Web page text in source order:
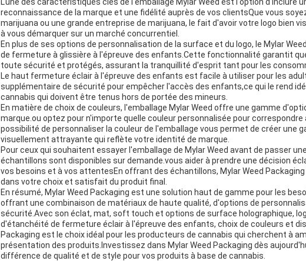
reconnaissance de la marque et une fidélité auprès de vos clientsQue vous
marijuana ou une grande entreprise de marijuana, le fait d'avoir votre logo bien
à vous démarquer sur un marché concurrentiel.
En plus de ses options de personnalisation de la surface et du logo, le Mylar
de fermeture à glissière à l'épreuve des enfants.Cette fonctionnalité garantit
toute sécurité et protégés, assurant la tranquillité d'esprit tant pour les
Le haut fermeture éclair à l'épreuve des enfants est facile à utiliser pour les
supplémentaire de sécurité pour empêcher l'accès des enfants,ce qui le rend
cannabis qui doivent être tenus hors de portée des mineurs.
En matière de choix de couleurs, l'emballage Mylar Weed offre une gamme
marque.ou optez pour n'importe quelle couleur personnalisée pour
possibilité de personnaliser la couleur de l'emballage vous permet de créer une
visuellement attrayante qui reflète votre identité de marque.
Pour ceux qui souhaitent essayer l'emballage de Mylar Weed avant de passer
échantillons sont disponibles sur demande.vous aider à prendre une décision
vos besoins et à vos attentesEn offrant des échantillons, Mylar Weed
dans votre choix et satisfait du produit final.
En résumé, Mylar Weed Packaging est une solution haut de gamme pour les
offrant une combinaison de matériaux de haute qualité, d'options de
sécurité.Avec son éclat, mat, soft touch et options de surface holographique,
d'étanchéité de fermeture éclair à l'épreuve des enfants, choix de couleurs et
Packaging est le choix idéal pour les producteurs de cannabis qui cherchent à
présentation des produits.Investissez dans Mylar Weed Packaging dès
différence de qualité et de style pour vos produits à base de cannabis.